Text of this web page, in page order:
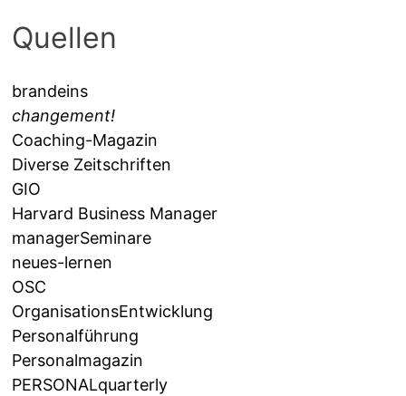
Quellen
brandeins
changement!
Coaching-Magazin
Diverse Zeitschriften
GIO
Harvard Business Manager
managerSeminare
neues-lernen
OSC
OrganisationsEntwicklung
Personalführung
Personalmagazin
PERSONALquarterly